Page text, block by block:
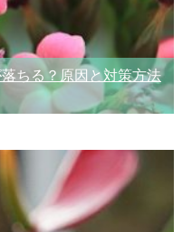
ちる？原因と対策方法